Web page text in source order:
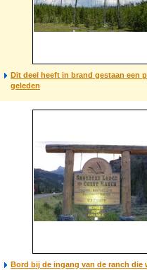
Dit deel heeft in brand gestaan een
geleden
Bord bij de ingang van de ranch die